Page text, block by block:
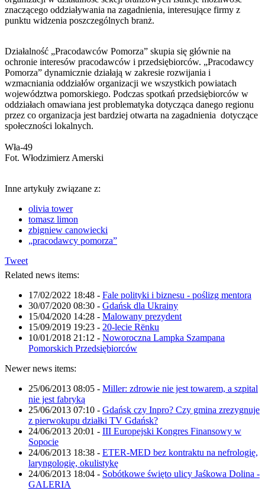
znaczącego oddziaływania na zagadnienia, interesujące firmy z
punktu widzenia poszczególnych branż.
Działalność „Pracodawców Pomorza” skupia się głównie na
ochronie interesów pracodawców i przedsiębiorców. „Pracodawcy
Pomorza” dynamicznie działają w zakresie rozwijania i
wzmacniania oddziałów organizacji we wszystkich powiatach
województwa pomorskiego. Podczas spotkań przedsiębiorców w
oddziałach omawiana jest problematyka dotycząca danego regionu
przez co organizacja jest bardziej otwarta na zagadnienia dotyczące
społeczności lokalnych.
Wła-49
Fot. Włodzimierz Amerski
Inne artykuły związane z:
olivia tower
tomasz limon
zbigniew canowiecki
„pracodawcy pomorza”
Tweet
Related news items:
17/02/2022 18:48 - Fale polityki i biznesu - poślizg mentora
30/07/2020 08:30 - Gdańsk dla Ukrainy
15/04/2020 14:28 - Malowany prezydent
15/09/2019 19:23 - 20-lecie Rënku
10/01/2018 21:12 - Noworoczna Lampka Szampana
Pomorskich Przedsiębiorców
Newer news items:
25/06/2013 08:05 - Miller: zdrowie nie jest towarem, a szpital
nie jest fabryką
25/06/2013 07:10 - Gdańsk czy Inpro? Czy gmina zrezygnuje
z pierwokupu działki TV Gdańsk?
24/06/2013 20:01 - III Europejski Kongres Finansowy w
Sopocie
24/06/2013 18:38 - ETER-MED bez kontraktu na nefrologię,
laryngologię, okulistykę
24/06/2013 18:04 - Sobótkowe święto ulicy Jaśkowa Dolina -
GALERIA